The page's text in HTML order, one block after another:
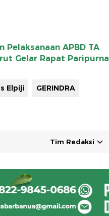
Pelaksanaan APBD TA
Gelar Rapat Paripurna
Elpiji GERINDRA
Tim Redaksi